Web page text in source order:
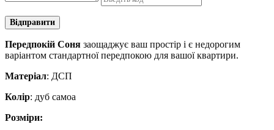
Відправити
Передпокій Соня заощаджує ваш простір і є недорогим
варіантом стандартної передпокою для вашої квартири.
Матеріал: ДСП
Колір: дуб самоа
Розміри: